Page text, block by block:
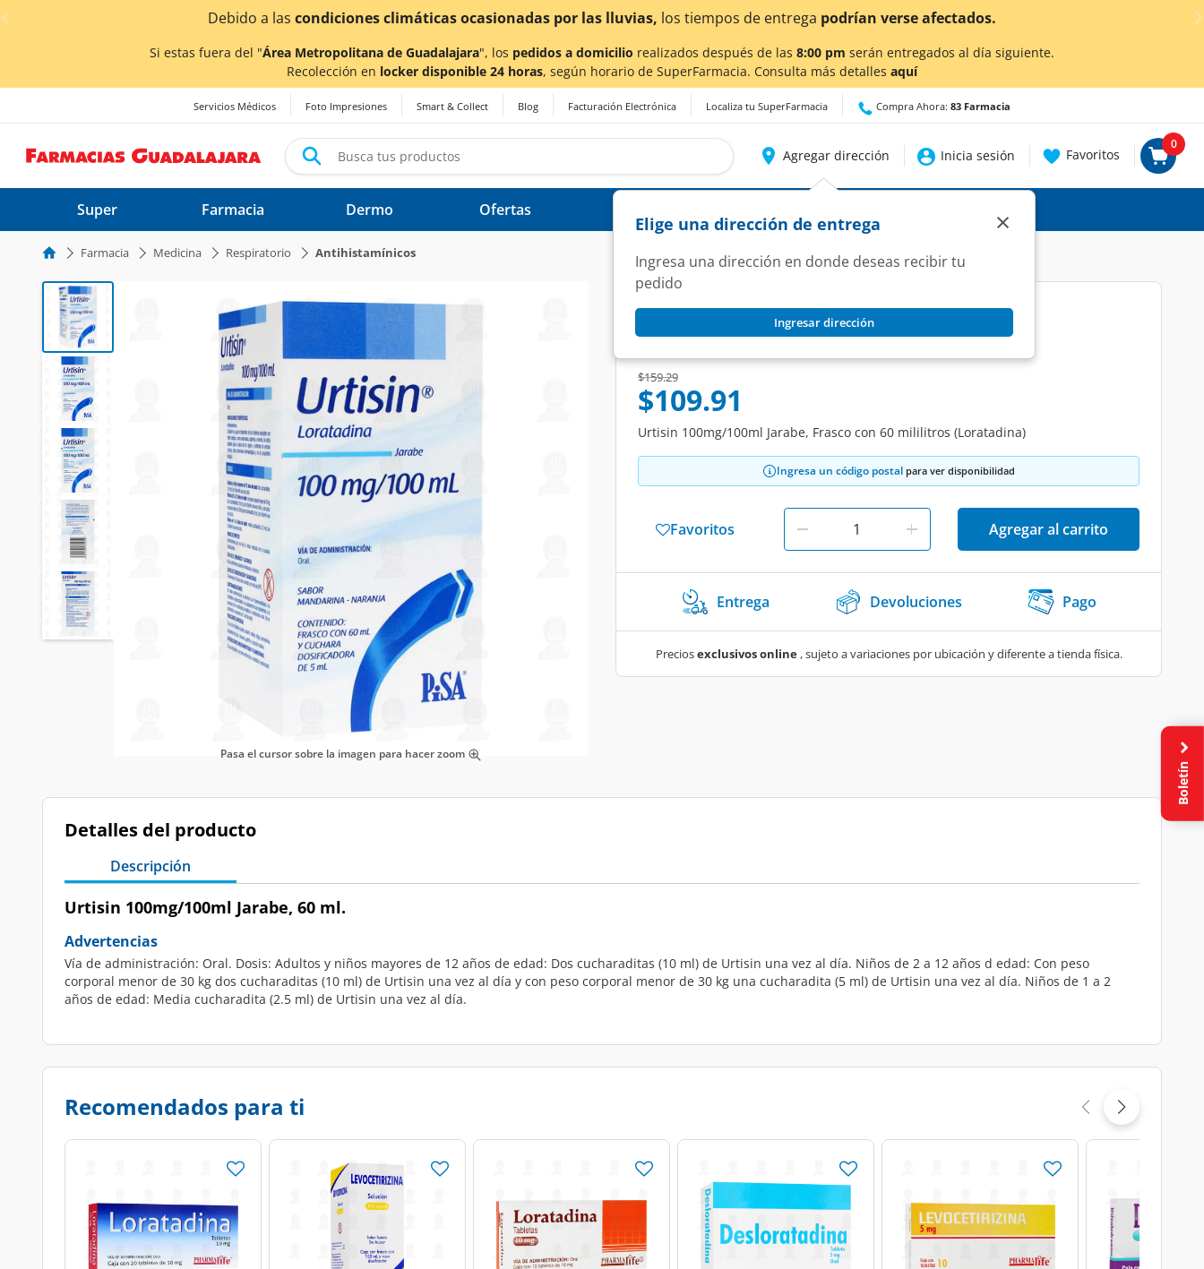
< div class="carousel-inner">
por las lluvias, los tiempos de entregapodrían verse afectados. ¡Ahora también
Si estas fuera del "Área Metropolitana de Guadalajara", los pedidos a domicilio realizados después de las 8:00 pm serán entregados al día siguiente.
Recolección en locker disponible 24 horas, según horario de SuperFarmacia. Consulta más detalles aquí
Servicios Médicos Foto Impresiones Smart & Collect Blog Facturación Electrónica Localiza tu SuperFarmacia Compra Ahora: 83 Farmacia
Agregar dirección
Elige una dirección de entrega
Ingresa una dirección en donde deseas recibir tu
pedido
Ingresar dirección
×
Inicia sesión Favoritos
0
Super Farmacia Dermo Ofertas
Farmacia Medicina Respiratorio Antihistamínicos
Pasa el cursor sobre la imagen para hacer zoom
URTISIN
Urtisin 100mg/100ml Jarabe, 60 ml.
Price reduced from
$159.29to
$109.91
Urtisin 100mg/100ml Jarabe, Frasco con 60 mililitros (Loratadina)
Ingresa un código postal para ver disponibilidad
Favoritos Agregar al carrito
Entrega Devoluciones Pago
Preciosexclusivos online, sujeto a variaciones por ubicación y diferente a tienda física.
Detalles del producto
Descripción
Urtisin 100mg/100ml Jarabe, 60 ml.
Advertencias
Vía de administración: Oral. Dosis: Adultos y niños mayores de 12 años de edad: Dos cucharaditas (10 ml) de Urtisin una vez al día. Niños de 2 a 12 años d edad: Con peso
corporal menor de 30 kg dos cucharaditas (10 ml) de Urtisin una vez al día y con peso corporal menor de 30 kg una cucharadita (5 ml) de Urtisin una vez al día. Niños de 1 a 2
años de edad: Media cucharadita (2.5 ml) de Urtisin una vez al día.
Recomendados para ti
Boletín